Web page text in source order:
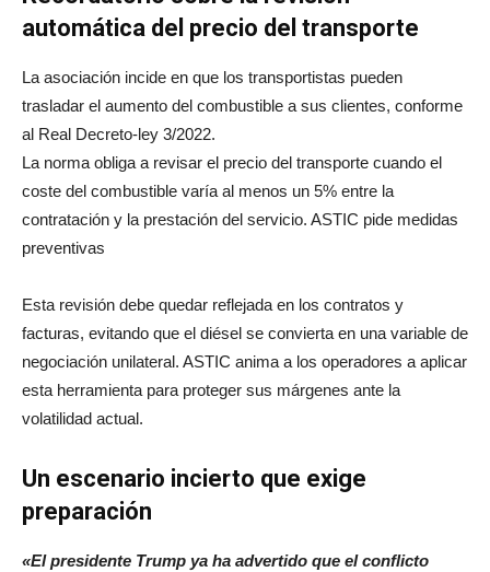
automática del precio del transporte
La asociación incide en que los transportistas pueden
trasladar el aumento del combustible a sus clientes, conforme
al Real Decreto‑ley 3/2022.
La norma obliga a revisar el precio del transporte cuando el
coste del combustible varía al menos un 5% entre la
contratación y la prestación del servicio. ASTIC pide medidas
preventivas
Esta revisión debe quedar reflejada en los contratos y
facturas, evitando que el diésel se convierta en una variable de
negociación unilateral. ASTIC anima a los operadores a aplicar
esta herramienta para proteger sus márgenes ante la
volatilidad actual.
Un escenario incierto que exige
preparación
«El presidente Trump ya ha advertido que el conflicto